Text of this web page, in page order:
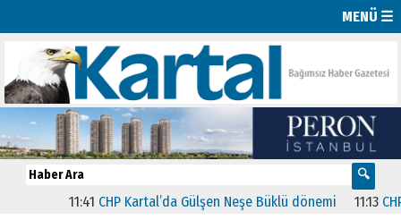
MENÜ ☰
11:41 CHP Kartal’da Gülşen Neşe Büklü dönemi 11:13